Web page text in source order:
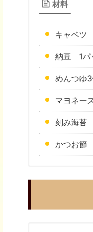
材料
キャベツ
納豆 1パ
めんつゆ
マヨネー
刻み海苔
かつお節